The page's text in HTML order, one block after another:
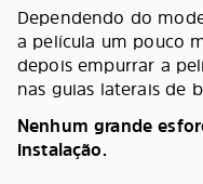
Dependendo do
a película um pouco
depois empurrar a
nas guias laterais de
Nenhum grande
instalação.